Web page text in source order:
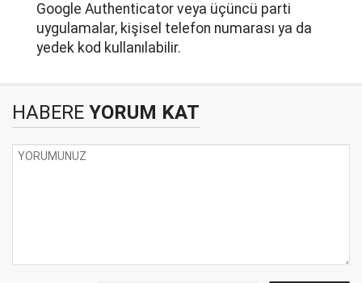
Google Authenticator veya üçüncü parti
uygulamalar, kişisel telefon numarası ya da
yedek kod kullanılabilir.
HABERE YORUM KAT